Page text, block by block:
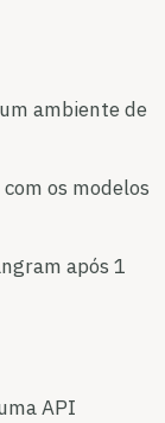
ambiente de
os modelos
após 1
API